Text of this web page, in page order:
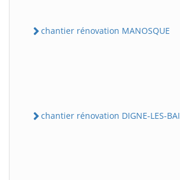
chantier rénovation MANOSQUE
chantier rénovation DIGNE-LES-